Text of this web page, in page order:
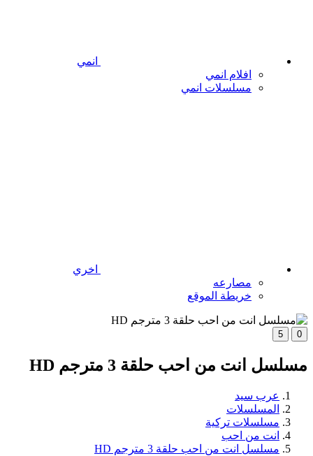
انمي
افلام انمي
مسلسلات انمي
اخري
مصارعه
خريطة الموقع
0
5
مسلسل انت من احب حلقة 3 مترجم HD
عرب سيد
المسلسلات
مسلسلات تركية
انت من احب
مسلسل انت من احب حلقة 3 مترجم HD